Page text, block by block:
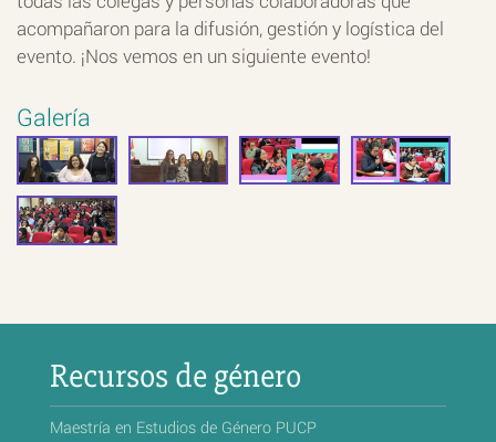
acompañaron para la difusión, gestión y logística del
evento. ¡Nos vemos en un siguiente evento!
Galería
Recursos de género
Maestría en Estudios de Género PUCP